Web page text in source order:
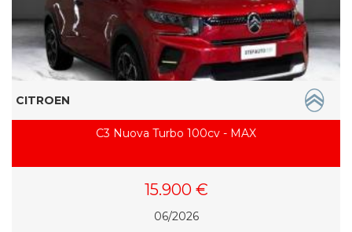
CITROEN
C3 Nuova Turbo 100cv - MAX
15.900 €
06/2026